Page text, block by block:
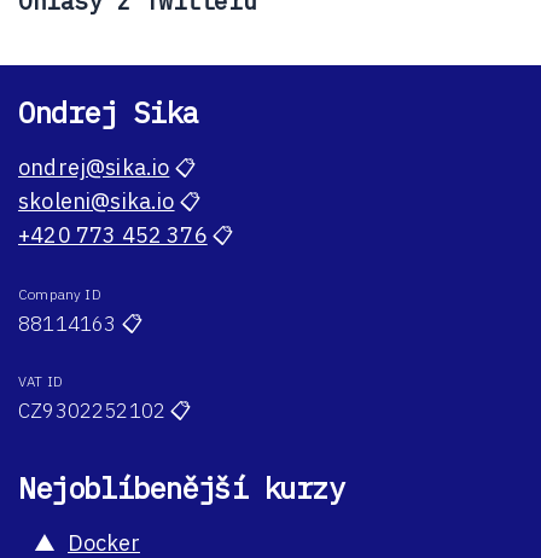
Ondrej Sika
ondrej@sika.io 📋
skoleni@sika.io 📋
+420 773 452 376 📋
Company ID
88114163 📋
VAT ID
CZ9302252102 📋
Nejoblíbenější kurzy
Docker